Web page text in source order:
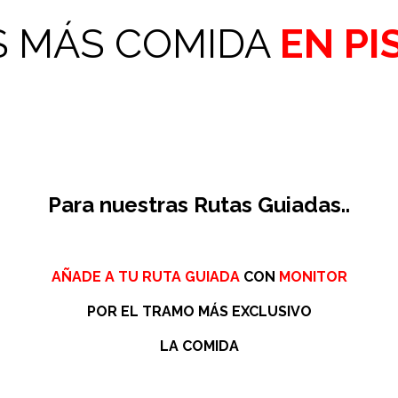
MÁS COMIDA EN
Para nuestras Rutas Guiadas..
AÑADE A TU RUTA GUIADA CON MONITOR
POR EL TRAMO MÁS EXCLUSIVO
LA COMIDA